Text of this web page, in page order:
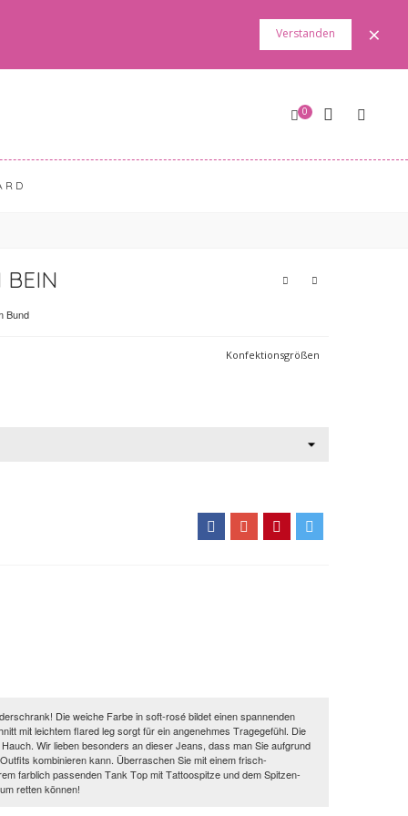
Verstanden ×
0
BEIN
Bund
Konfektionsgrößen
Die weiche Farbe in soft-rosé bildet einen spannenden
mit leichtem flared leg sorgt für ein angenehmes Tragegefühl. Die
Wir lieben besonders an dieser Jeans, dass man Sie aufgrund
kombinieren kann. Überraschen Sie mit einem frisch-
farblich passenden Tank Top mit Tattoospitze und dem Spitzen-
retten können!